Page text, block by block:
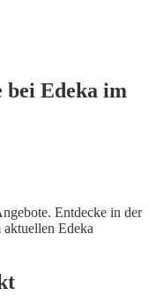
bei Edeka im
Entdecke in der
Edeka